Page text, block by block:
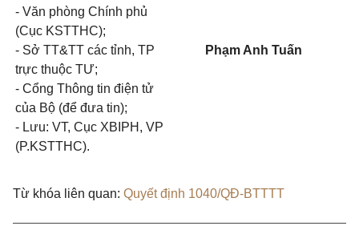
- Văn phòng Chính phủ
(Cục KSTTHC);
- Sở TT&TT các tỉnh, TP
trực thuộc TƯ;
- Cổng Thông tin điện tử
của Bộ (để đưa tin);
- Lưu: VT, Cục XBIPH, VP
(P.KSTTHC).
Phạm Anh Tuấn
Từ khóa liên quan: Quyết định 1040/QĐ-BTTTT